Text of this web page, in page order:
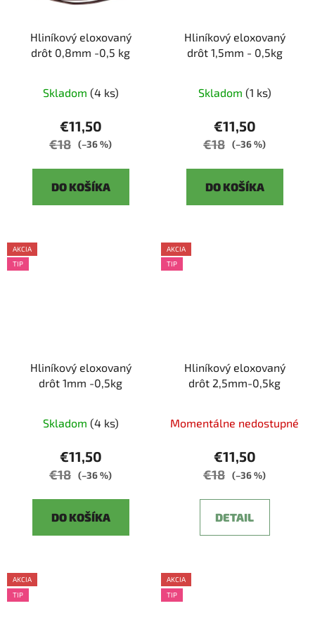
Hliníkový eloxovaný
drôt 0,8mm -0,5 kg
Skladom (4 ks)
€11,50
€18 (–36 %)
DO KOŠÍKA
Hliníkový eloxovaný
drôt 1,5mm - 0,5kg
Skladom (1 ks)
€11,50
€18 (–36 %)
DO KOŠÍKA
AKCIA
TIP
Hliníkový eloxovaný
drôt 1mm -0,5kg
Skladom (4 ks)
€11,50
€18 (–36 %)
DO KOŠÍKA
AKCIA
TIP
Hliníkový eloxovaný
drôt 2,5mm-0,5kg
Momentálne nedostupné
€11,50
€18 (–36 %)
DETAIL
AKCIA
TIP
AKCIA
TIP